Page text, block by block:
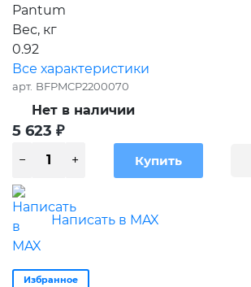
Pantum
Вес, кг
0.92
Все характеристики
арт. BFPMCP2200070
Нет в наличии
5 623 ₽
Написать в MAX
Избранное